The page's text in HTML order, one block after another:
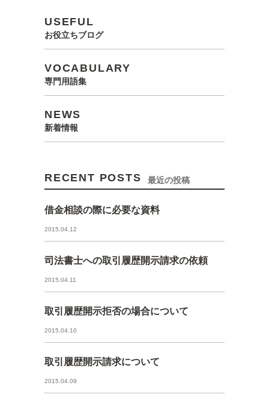
USEFUL
お役立ちブログ
VOCABULARY
専門用語集
NEWS
新着情報
RECENT POSTS 最近の投稿
借金相談の際に必要な資料
2015.04.12
司法書士への取引履歴開示請求の依頼
2015.04.11
取引履歴開示拒否の場合について
2015.04.10
取引履歴開示請求について
2015.04.09